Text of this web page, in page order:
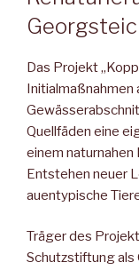
Das Projekt
Initialmaßnah­men
Quellfäden eine
einem naturnahen
Entstehen neu­er
auentypische
Träger des
Schutzstiftung als